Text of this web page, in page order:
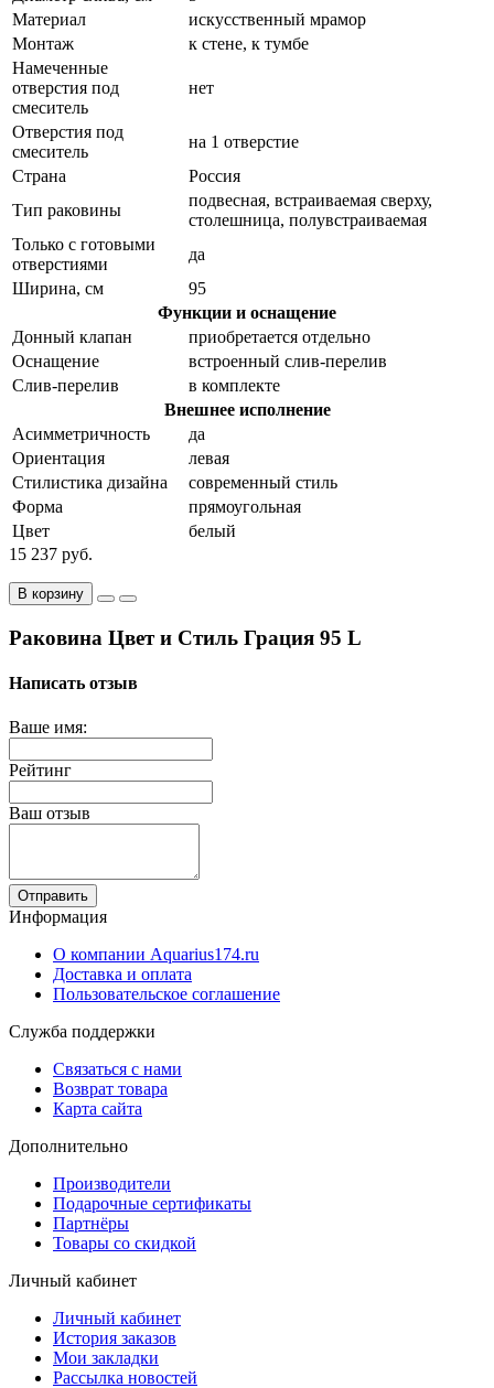
Материал
искусственный мрамор
Монтаж
к стене, к тумбе
Намеченные
отверстия под
смеситель
нет
Отверстия под
смеситель
на 1 отверстие
Страна
Россия
Тип раковины
подвесная, встраиваемая сверху,
столешница, полувстраиваемая
Только с готовыми
отверстиями
да
Ширина, см
95
Функции и оснащение
Донный клапан
приобретается отдельно
Оснащение
встроенный слив-перелив
Слив-перелив
в комплекте
Внешнее исполнение
Асимметричность
да
Ориентация
левая
Стилистика дизайна
современный стиль
Форма
прямоугольная
Цвет
белый
15 237 руб.
В корзину
Раковина Цвет и Стиль Грация 95 L
Написать отзыв
Ваше имя:
Рейтинг
Ваш отзыв
Отправить
Информация
О компании Aquarius174.ru
Доставка и оплата
Пользовательское соглашение
Служба поддержки
Связаться с нами
Возврат товара
Карта сайта
Дополнительно
Производители
Подарочные сертификаты
Партнёры
Товары со скидкой
Личный кабинет
Личный кабинет
История заказов
Мои закладки
Рассылка новостей